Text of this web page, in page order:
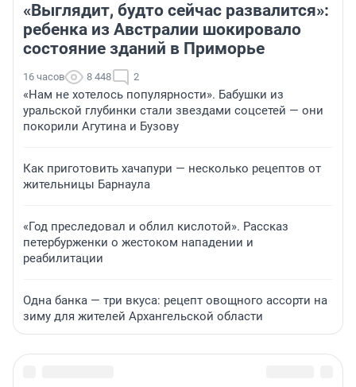
«Выглядит, будто сейчас развалится»:
ребенка из Австралии шокировало
состояние зданий в Приморье
16 часов 8 448 2
«Нам не хотелось популярности». Бабушки из
уральской глубинки стали звездами соцсетей — они
покорили Агутина и Бузову
Как приготовить хачапури — несколько рецептов от
жительницы Барнаула
«Год преследовал и облил кислотой». Рассказ
петербурженки о жестоком нападении и
реабилитации
Одна банка — три вкуса: рецепт овощного ассорти на
зиму для жителей Архангельской области